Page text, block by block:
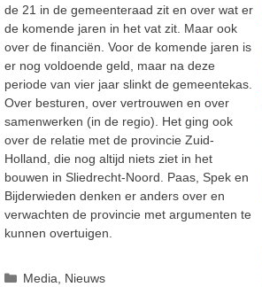
de 21 in de gemeenteraad zit en over wat er
de komende jaren in het vat zit. Maar ook
over de financiën. Voor de komende jaren is
er nog voldoende geld, maar na deze
periode van vier jaar slinkt de gemeentekas.
Over besturen, over vertrouwen en over
samenwerken (in de regio). Het ging ook
over de relatie met de provincie Zuid-
Holland, die nog altijd niets ziet in het
bouwen in Sliedrecht-Noord. Paas, Spek en
Bijderwieden denken er anders over en
verwachten de provincie met argumenten te
kunnen overtuigen.
Categorieën
Media, Nieuws